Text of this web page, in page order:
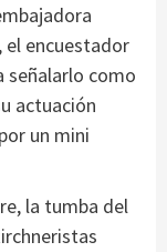
el encuestador
señalarlo como
actuación
un mini
la tumba del